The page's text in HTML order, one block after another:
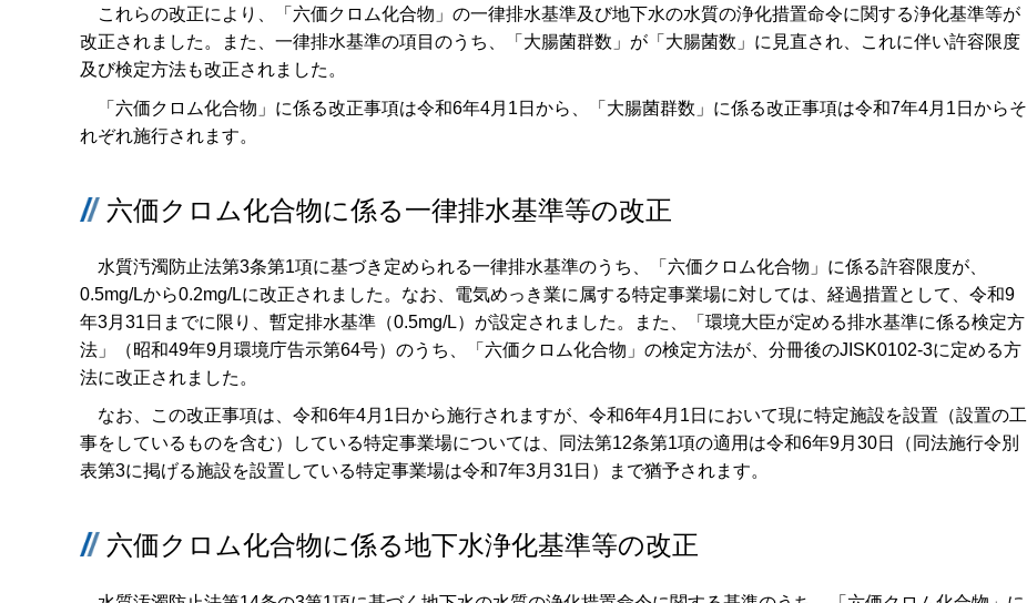
これらの改正により、「六価クロム化合物」の一律排水基準及び地下水の水質の浄化措置命令に関する浄化基準等が
改正されました。また、一律排水基準の項目のうち、「大腸菌群数」が「大腸菌数」に見直され、これに伴い許容限度
及び検定方法も改正されました。
「六価クロム化合物」に係る改正事項は令和6年4月1日から、「大腸菌群数」に係る改正事項は令和7年4月1日からそ
れぞれ施行されます。
六価クロム化合物に係る一律排水基準等の改正
水質汚濁防止法第3条第1項に基づき定められる一律排水基準のうち、「六価クロム化合物」に係る許容限度が、
0.5mg/Lから0.2mg/Lに改正されました。なお、電気めっき業に属する特定事業場に対しては、経過措置として、令和9
年3月31日までに限り、暫定排水基準（0.5mg/L）が設定されました。また、「環境大臣が定める排水基準に係る検定方
法」（昭和49年9月環境庁告示第64号）のうち、「六価クロム化合物」の検定方法が、分冊後のJISK0102-3に定める方
法に改正されました。
なお、この改正事項は、令和6年4月1日から施行されますが、令和6年4月1日において現に特定施設を設置（設置の工
事をしているものを含む）している特定事業場については、同法第12条第1項の適用は令和6年9月30日（同法施行令別
表第3に掲げる施設を設置している特定事業場は令和7年3月31日）まで猶予されます。
六価クロム化合物に係る地下水浄化基準等の改正